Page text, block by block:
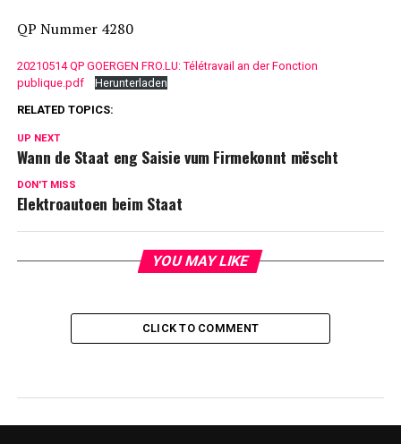
QP Nummer 4280
20210514 QP GOERGEN FRO.LU: Télétravail an der Fonction
publique.pdf
Herunterladen
RELATED TOPICS:
UP NEXT
Wann de Staat eng Saisie vum Firmekonnt mëscht
DON'T MISS
Elektroautoen beim Staat
YOU MAY LIKE
CLICK TO COMMENT